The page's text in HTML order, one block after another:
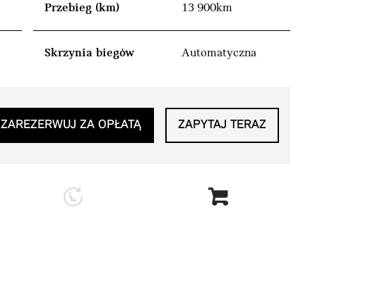
Przebieg (km) 13 900km
Skrzynia biegów Automatyczna
ZAREZERWUJ ZA OPŁATĄ ZAPYTAJ TERAZ